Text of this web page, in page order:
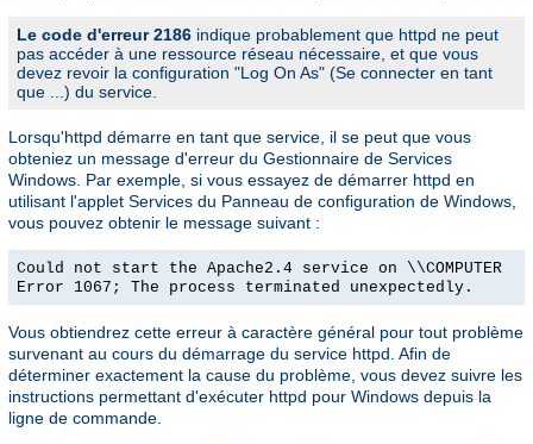
Le code d'erreur 2186 indique probablement que httpd ne peut
pas accéder à une ressource réseau nécessaire, et que vous
devez revoir la configuration "Log On As" (Se connecter en tant
que ...) du service.
Lorsqu'httpd démarre en tant que service, il se peut que vous
obteniez un message d'erreur du Gestionnaire de Services
Windows. Par exemple, si vous essayez de démarrer httpd en
utilisant l'applet Services du Panneau de configuration de Windows,
vous pouvez obtenir le message suivant :
Could not start the Apache2.4 service on \\COMPUTER
Error 1067; The process terminated unexpectedly.
Vous obtiendrez cette erreur à caractère général pour tout problème
survenant au cours du démarrage du service httpd. Afin de
déterminer exactement la cause du problème, vous devez suivre les
instructions permettant d'exécuter httpd pour Windows depuis la
ligne de commande.